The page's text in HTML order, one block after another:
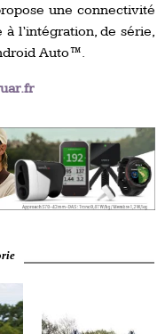
une connectivité
l’intégration, de série,
Auto™.